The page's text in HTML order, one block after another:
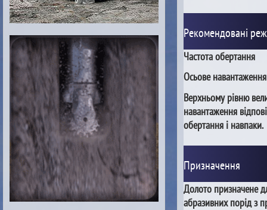
Рекомендовані
Частота обертання
Осьове навантаження
Верхньому рівню
навантаження
обертання і навпаки.
Призначення
Долото призначене
абразивних порід з